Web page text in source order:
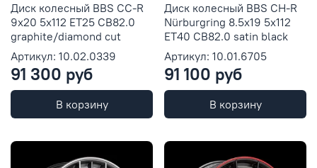
Диск колесный BBS CC-R
9x20 5x112 ET25 CB82.0
graphite/diamond cut
Артикул: 10.02.0339
91 300 руб
В корзину
Диск колесный BBS CH-R
Nürburgring 8.5x19 5x112
ET40 CB82.0 satin black
Артикул: 10.01.6705
91 100 руб
В корзину